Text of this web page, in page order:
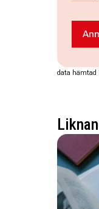
data